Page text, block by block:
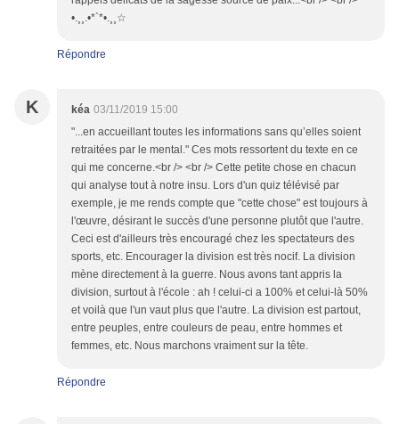
•.¸¸.•*`*•.¸¸☆
Répondre
K kéa 03/11/2019 15:00
"...en accueillant toutes les informations sans qu’elles soient
retraitées par le mental." Ces mots ressortent du texte en ce
qui me concerne.<br /> <br /> Cette petite chose en chacun
qui analyse tout à notre insu. Lors d'un quiz télévisé par
exemple, je me rends compte que "cette chose" est toujours à
l'œuvre, désirant le succès d'une personne plutôt que l'autre.
Ceci est d'ailleurs très encouragé chez les spectateurs des
sports, etc. Encourager la division est très nocif. La division
mène directement à la guerre. Nous avons tant appris la
division, surtout à l'école : ah ! celui-ci a 100% et celui-là 50%
et voilà que l'un vaut plus que l'autre. La division est partout,
entre peuples, entre couleurs de peau, entre hommes et
femmes, etc. Nous marchons vraiment sur la tête.
Répondre